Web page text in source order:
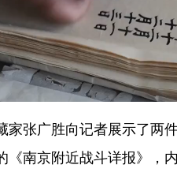
张广胜向记者展示了两
《南京附近战斗详报》，